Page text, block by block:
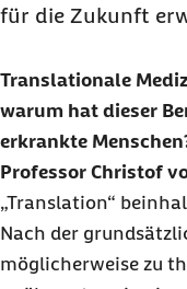
für die Zukunft
Translationale
warum hat dieser
erkrankte
Professor Christof
„Translation“
Nach der
möglicherweise zu